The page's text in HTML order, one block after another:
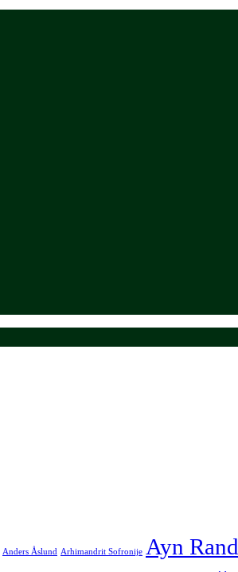
Anders Åslund Arhimandrit Sofronije Ayn Rand